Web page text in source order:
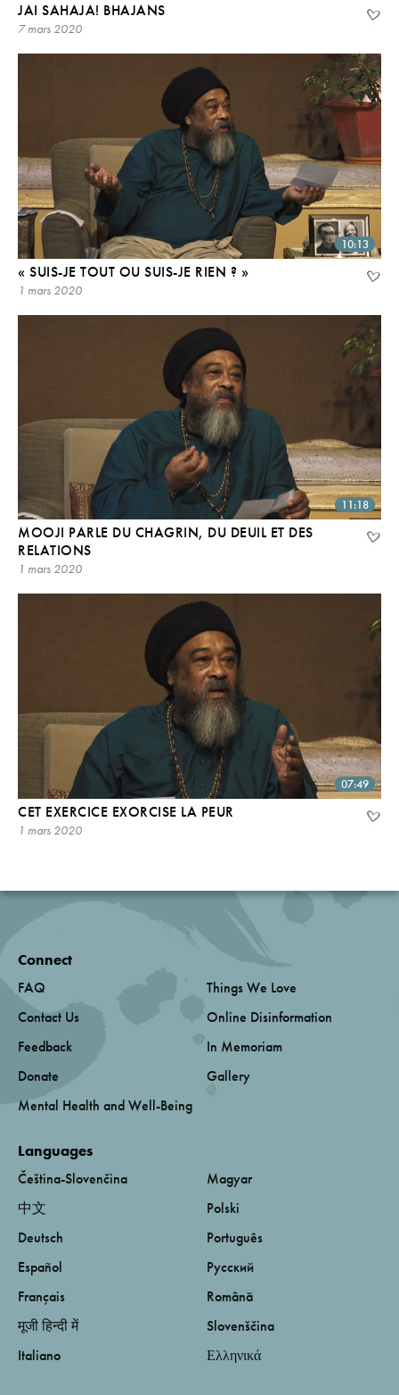
JAI SAHAJA! BHAJANS
7 mars 2020
10:13
« SUIS-JE TOUT OU SUIS-JE RIEN ? »
1 mars 2020
11:18
MOOJI PARLE DU CHAGRIN, DU DEUIL ET DES
RELATIONS
1 mars 2020
07:49
CET EXERCICE EXORCISE LA PEUR
1 mars 2020
Connect
FAQ
Contact Us
Feedback
Donate
Mental Health and Well-Being
Things We Love
Online Disinformation
In Memoriam
Gallery
Languages
Čeština-Slovenčina
中文
Deutsch
Español
Français
मूजी हिन्दी में
Italiano
Magyar
Polski
Português
Русский
Română
Slovenščina
Ελληνικά